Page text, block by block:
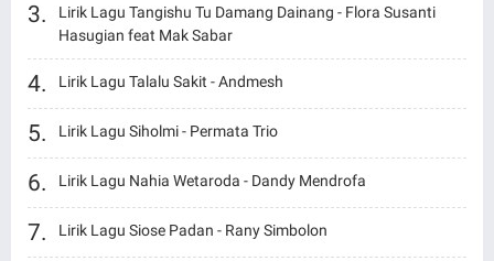
Lirik Lagu Tangishu Tu Damang Dainang - Flora Susanti
Hasugian feat Mak Sabar
Lirik Lagu Talalu Sakit - Andmesh
Lirik Lagu Siholmi - Permata Trio
Lirik Lagu Nahia Wetaroda - Dandy Mendrofa
Lirik Lagu Siose Padan - Rany Simbolon